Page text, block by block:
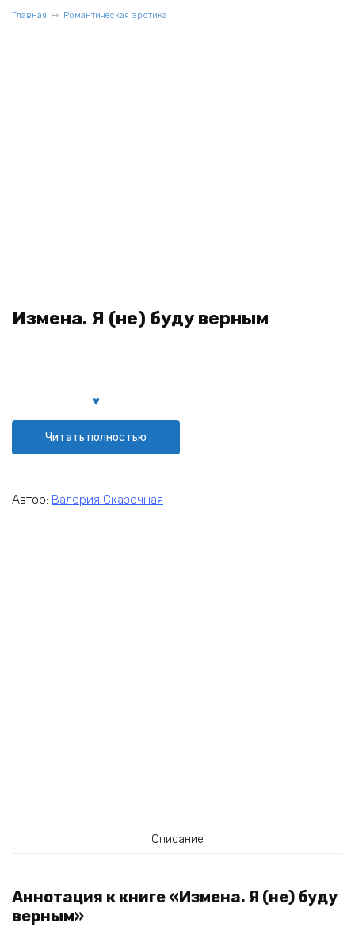
Главная Романтическая эротика
Измена. Я (не) буду верным
Читать полностью
Автор: Валерия Сказочная
Описание
Аннотация к книге «Измена. Я (не) буду
верным»